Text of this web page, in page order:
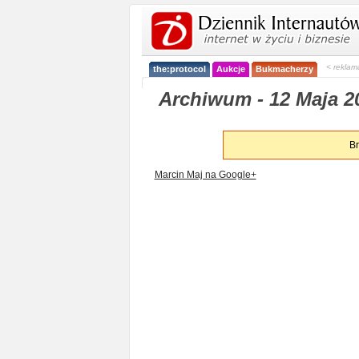
the:protocol Aukcje Bukmacherzy <
Archiwum - 12 Maja
Marcin Maj na Google+